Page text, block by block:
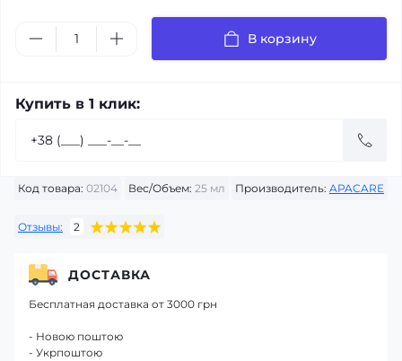
Код товара: 02104 Вес/Объем: 25 мл Производитель: APACARE
Отзывы: 2
В корзину
Купить в 1 клик:
ДОСТАВКА
Бесплатная доставка от 3000 грн
- Новою поштою
- Укрпоштою